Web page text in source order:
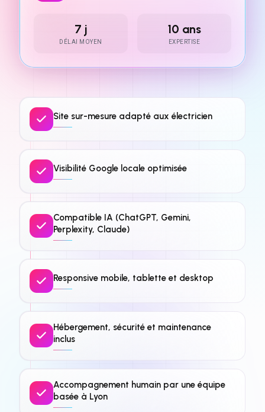
7 j
DÉLAI MOYEN
10 ans
EXPERTISE
Site sur-mesure adapté aux électricien
Visibilité Google locale optimisée
Compatible IA (ChatGPT, Gemini,
Perplexity, Claude)
Responsive mobile, tablette et desktop
Hébergement, sécurité et maintenance
inclus
Accompagnement humain par une équipe
basée à Lyon